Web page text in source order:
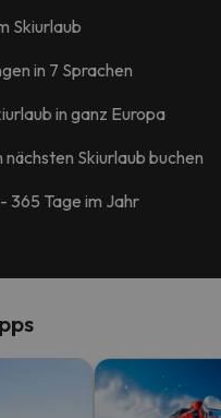
Skiurlaub
in 7 Sprachen
in ganz Europa
Skiurlaub buchen
365 Tage im Jahr